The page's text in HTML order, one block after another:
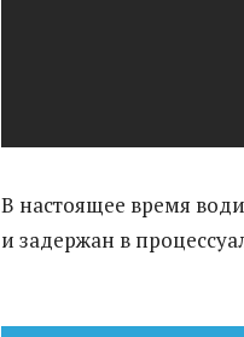
В настоящее время
и задержан в